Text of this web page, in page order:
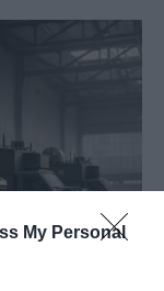
My Personal